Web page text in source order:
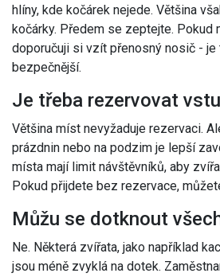
hlíny, kde kočárek nejede. Většina
kočárky. Předem se zeptejte. Pokud
doporučuji si vzít přenosný nosič - je
bezpečnější.
Je třeba rezervovat
Většina míst nevyžaduje rezervaci.
prázdnin nebo na podzim je lepší
místa mají limit návštěvníků, aby
Pokud přijdete bez rezervace,
Můžu se dotknout
Ne. Některá zvířata, jako například
jsou méně zvyklá na dotek.